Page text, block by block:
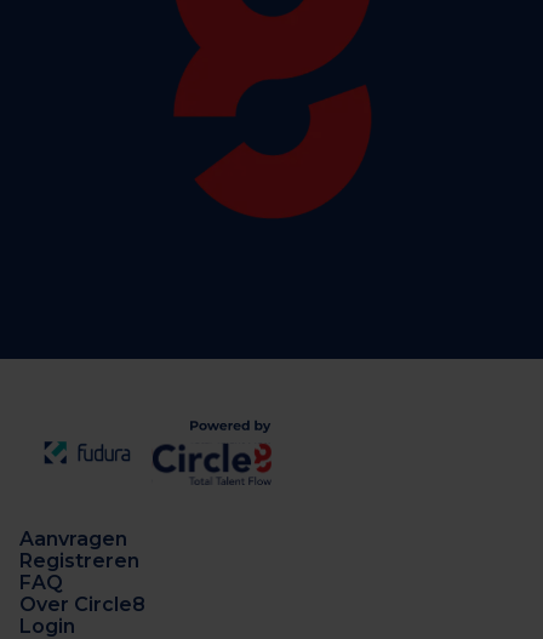
Aanvragen
Registreren
FAQ
Over Circle8
Login